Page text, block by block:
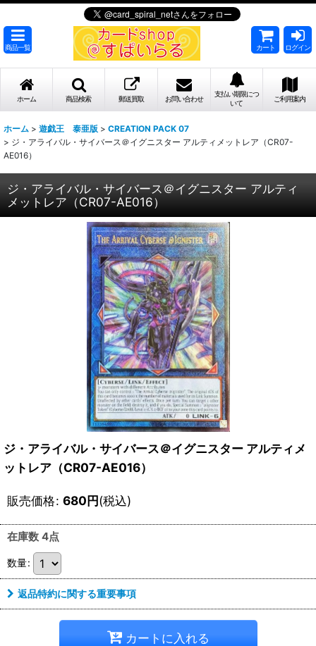
商品一覧 カート ログイン
ホーム 商品検索 郵送買取 お問い合わせ
支払い期限につ
いて
ご利用案内
ホーム > 遊戯王 泰亜版 > CREATION PACK 07
> ジ・アライバル・サイバース＠イグニスター アルティメットレア（CR07-
AE016）
ジ・アライバル・サイバース＠イグニスター アルティ
メットレア（CR07-AE016）
ジ・アライバル・サイバース＠イグニスター アルティメ
ットレア（CR07-AE016）
販売価格: 680円(税込)
在庫数 4点
数量:
返品特約に関する重要事項
カートに入れる